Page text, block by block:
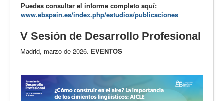
Puedes consultar el informe completo aquí:
www.ebspain.es/index.php/estudios/publicaciones
V Sesión de Desarrollo Profesional
Madrid, marzo de 2026. EVENTOS